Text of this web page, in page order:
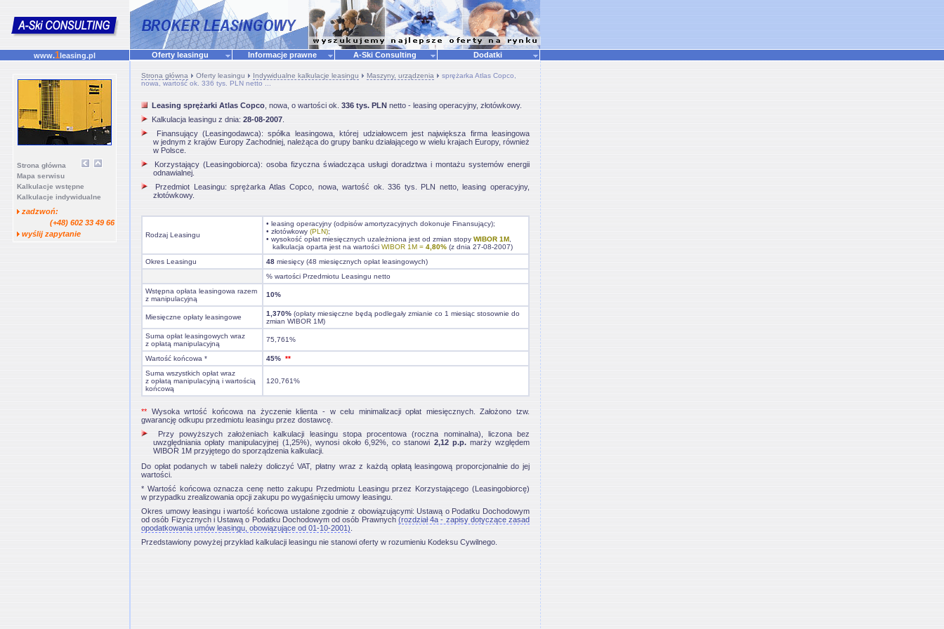
Oferty leasingu Informacje prawne A-Ski Consulting Dodatki
www.1leasing.pl
Strona główna
Mapa serwisu
Kalkulacje wstępne
Kalkulacje indywidualne
zadzwoń:
(+48) 602 33 49 66
wyślij zapytanie
Strona główna Oferty leasingu Indywidualne kalkulacje leasingu Maszyny, urządzenia
sprężarka Atlas Copco,
nowa, wartość ok. 336 tys. PLN netto ...
Leasing sprężarki Atlas Copco , nowa, o wartości ok. 336 tys. PLN netto - leasing operacyjny, złotówkowy.
Kalkulacja leasingu z dnia: 28-08-2007
Finansujący (Leasingodawca): spółka leasingowa, której udziałowcem jest największa firma leasingowa
w jednym z krajów Europy Zachodniej, należąca do grupy banku działającego w wielu krajach Europy, również
w Polsce.
Korzystający (Leasingobiorca): osoba fizyczna świadcząca usługi doradztwa i montażu systemów energii
odnawialnej.
Przedmiot Leasingu: sprężarka Atlas Copco, nowa, wartość ok. 336 tys. PLN netto, leasing operacyjny,
złotówkowy.
Rodzaj Leasingu
• leasing operacyjny (odpisów amortyzacyjnych dokonuje Finansujący);
• złotówkowy (PLN);
• wysokość opłat miesięcznych uzależniona jest od zmian stopy WIBOR 1M
kalkulacja oparta jest na wartości WIBOR 1M = 4,80% (z dnia 27-08-2007)
Okres Leasingu
48 miesięcy (48 miesięcznych opłat leasingowych)
% wartości Przedmiotu Leasingu netto
Wstępna opłata leasingowa razem
z manipulacyjną
10%
Miesięczne opłaty leasingowe 1,370% (opłaty miesięczne będą podlegały zmianie co 1 miesiąc stosownie do
zmian WIBOR 1M)
Suma opłat leasingowych wraz
z opłatą manipulacyjną
75,761%
Wartość końcowa * 45% **
Suma wszystkich opłat wraz
z opłatą manipulacyjną i wartością
końcową
120,761%
** Wysoka wrtość końcowa na życzenie klienta - w celu minimalizacji opłat miesięcznych. Założono tzw.
gwarancję odkupu przedmiotu leasingu przez dostawcę.
Przy powyższych założeniach kalkulacji leasingu stopa procentowa (roczna nominalna), liczona bez
uwzględniania opłaty manipulacyjnej (1,25%), wynosi około 6,92%, co stanowi 2,12 p.p.marży względem
WIBOR 1M przyjętego do sporządzenia kalkulacji.
Do opłat podanych w tabeli należy doliczyć VAT, płatny wraz z każdą opłatą leasingową proporcjonalnie do jej
wartości.
* Wartość końcowa oznacza cenę netto zakupu Przedmiotu Leasingu przez Korzystającego (Leasingobiorcę)
w przypadku zrealizowania opcji zakupu po wygaśnięciu umowy leasingu.
Okres umowy leasingu i wartość końcowa ustalone zgodnie z obowiązującymi: Ustawą o Podatku Dochodowym
od osób Fizycznych i Ustawą o Podatku Dochodowym od osób Prawnych (rozdział 4a - zapisy dotyczące zasad
opodatkowania umów leasingu, obowiązujące od 01-10-2001)
Przedstawiony powyżej przykład kalkulacji leasingu nie stanowi oferty w rozumieniu Kodeksu Cywilnego.